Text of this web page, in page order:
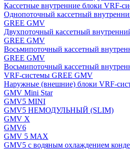
Кассетные внутренние блоки VRF-
Однопоточный кассетный
GREE GMV
Двухпоточный кассетный
GREE GMV
Восьмипоточный кассетный
GREE GMV
Восьмипоточный кассетный
VRF-системы GREE GMV
Наружные (внешние) блоки VRF-
GMV Mini Star
GMV5 MINI
GMV5 НЕМОДУЛЬНЫЙ (SLIM)
GMV X
GMV6
GMV 5 MAX
GMV5 с водяным охлаждением